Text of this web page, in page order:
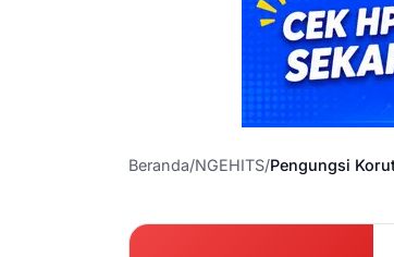
Beranda/NGEHITS/Pengungsi